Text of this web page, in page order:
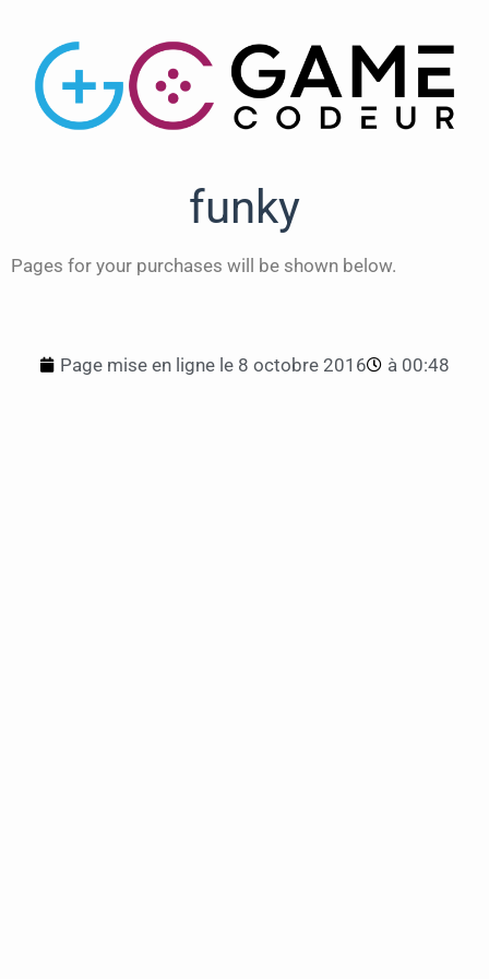
funky
Pages for your purchases will be shown below.
Page mise en ligne le 8 octobre 2016 à 00:48